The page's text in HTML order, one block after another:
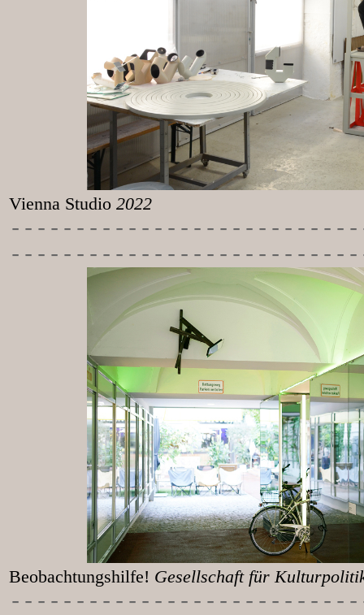
Vienna Studio 2022
-----------
Beobachtungshilfe! Gesellschaft für
-----------